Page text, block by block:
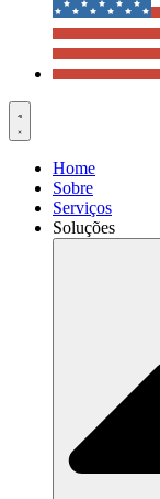
Home
Sobre
Serviços
Soluções